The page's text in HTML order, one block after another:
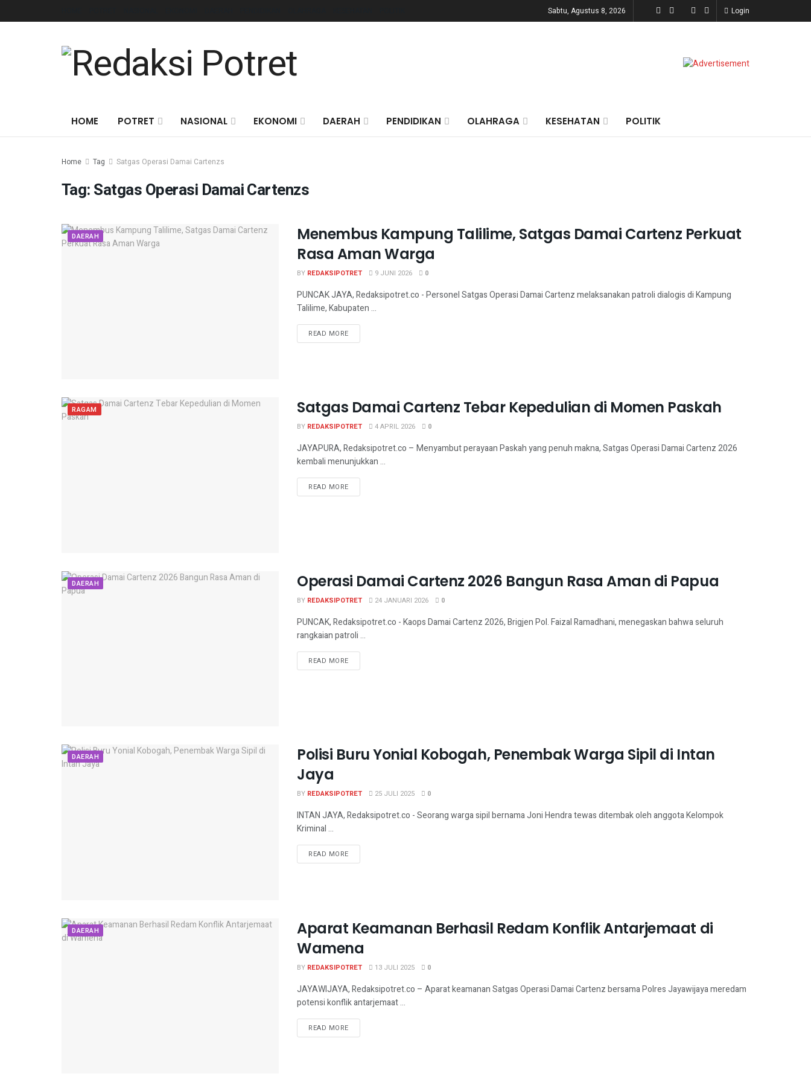
Sabtu, Agustus 8, 2026 Login
HOME POTRET NASIONAL EKONOMI DAERAH PENDIDIKAN OLAHRAGA KESEHATAN POLITIK
Home Tag Satgas Operasi Damai Cartenzs
Tag:Satgas Operasi Damai Cartenzs
DAERAH
Menembus Kampung Talilime, Satgas Damai Cartenz Perkuat
Rasa Aman Warga
BY REDAKSIPOTRET 9 JUNI 2026 0
PUNCAK JAYA, Redaksipotret.co - Personel Satgas Operasi Damai Cartenz melaksanakan patroli dialogis di Kampung
Talilime, Kabupaten ...
READ MORE
RAGAM Satgas Damai Cartenz Tebar Kepedulian di Momen Paskah
BY REDAKSIPOTRET 4 APRIL 2026 0
JAYAPURA, Redaksipotret.co – Menyambut perayaan Paskah yang penuh makna, Satgas Operasi Damai Cartenz 2026
kembali menunjukkan ...
READ MORE
DAERAH Operasi Damai Cartenz 2026 Bangun Rasa Aman di Papua
BY REDAKSIPOTRET 24 JANUARI 2026 0
PUNCAK, Redaksipotret.co - Kaops Damai Cartenz 2026, Brigjen Pol. Faizal Ramadhani, menegaskan bahwa seluruh
rangkaian patroli ...
READ MORE
DAERAH
Polisi Buru Yonial Kobogah, Penembak Warga Sipil di Intan
Jaya
BY REDAKSIPOTRET 25 JULI 2025 0
INTAN JAYA, Redaksipotret.co - Seorang warga sipil bernama Joni Hendra tewas ditembak oleh anggota Kelompok
Kriminal ...
READ MORE
DAERAH
Aparat Keamanan Berhasil Redam Konflik Antarjemaat di
Wamena
BY REDAKSIPOTRET 13 JULI 2025 0
JAYAWIJAYA, Redaksipotret.co – Aparat keamanan Satgas Operasi Damai Cartenz bersama Polres Jayawijaya meredam
potensi konflik antarjemaat ...
READ MORE